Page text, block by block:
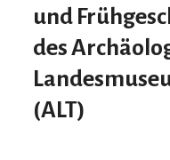
und
desA
L
(ALT)